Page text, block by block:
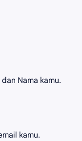
dan Nama kamu.
kamu.